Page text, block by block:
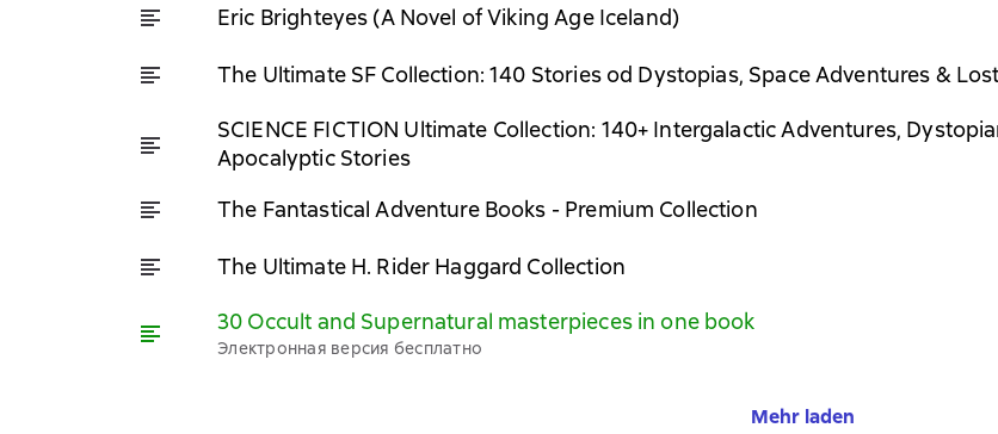
Eric Brighteyes (A Novel of Viking Age Iceland)
The Ultimate SF Collection: 140 Stories od Dystopias, Space Adventures &
SCIENCE FICTION Ultimate Collection: 140+ Intergalactic Adventures,
Apocalyptic Stories
The Fantastical Adventure Books - Premium Collection
The Ultimate H. Rider Haggard Collection
30 Occult and Supernatural masterpieces in one book
Электронная версия бесплатно
Mehr laden